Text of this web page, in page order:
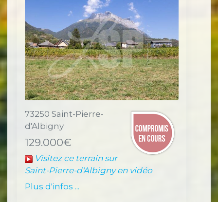
73250 Saint-Pierre-
d'Albigny
129.000€
Visitez ce terrain sur
Saint-Pierre-d'Albigny en vidéo
Plus d'infos ...